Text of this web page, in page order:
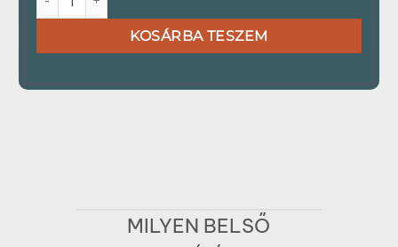
KOSÁRBA TESZEM
MILYEN BELSŐ